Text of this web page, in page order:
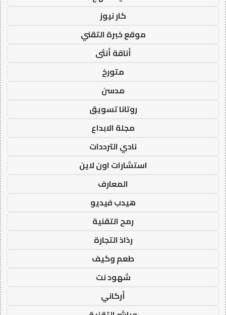
كار نيوز
موقع خبرة التقني
أناقة أنثى
متورخ
مدسن
روتانا تسويق
مجلة الابداع
نادي الترددات
استشارات اون لاين
المعارف
هيدب فيديو
رمح التقنية
رذاذ التجارة
طعم وكيف
شهود نت
أركاني